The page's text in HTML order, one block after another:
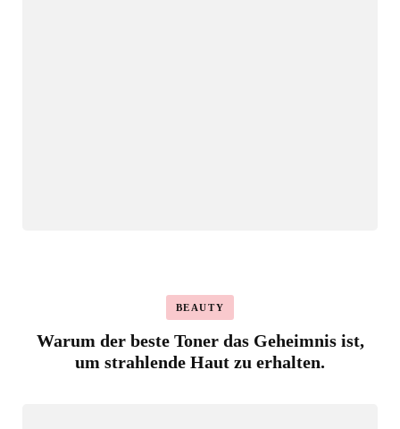
BEAUTY
Warum der beste Toner das Geheimnis ist,
um strahlende Haut zu erhalten.